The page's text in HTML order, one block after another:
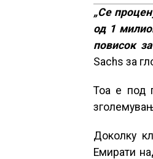
„Се
од 1
повисок
Sachs за
Тоа е под
Доколку
Емирати